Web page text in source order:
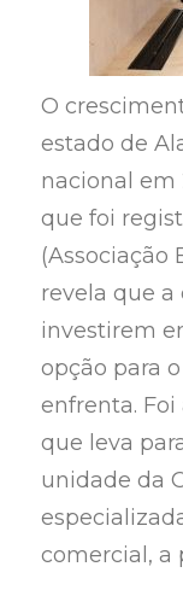
O
estado de
nacional em
que foi
(Associação
revela que a
investirem
opção para
enfrenta.
que leva
unidade da
comercial, a